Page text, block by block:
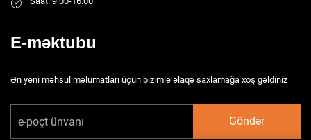
E-məktubu
Ən yeni məhsul məlumatları üçün bizimlə əlaqə saxlamağa xoş gəldiniz
Göndər